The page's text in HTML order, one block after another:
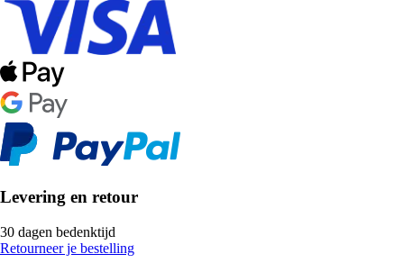
Levering en retour
30 dagen bedenktijd
Retourneer je bestelling